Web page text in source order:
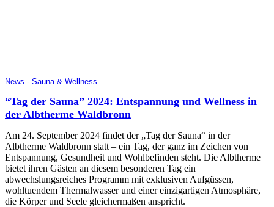
News - Sauna & Wellness
“Tag der Sauna” 2024: Entspannung und Wellness in
der Albtherme Waldbronn
Am 24. September 2024 findet der „Tag der Sauna“ in der
Albtherme Waldbronn statt – ein Tag, der ganz im Zeichen von
Entspannung, Gesundheit und Wohlbefinden steht. Die Albtherme
bietet ihren Gästen an diesem besonderen Tag ein
abwechslungsreiches Programm mit exklusiven Aufgüssen,
wohltuendem Thermalwasser und einer einzigartigen Atmosphäre,
die Körper und Seele gleichermaßen anspricht.